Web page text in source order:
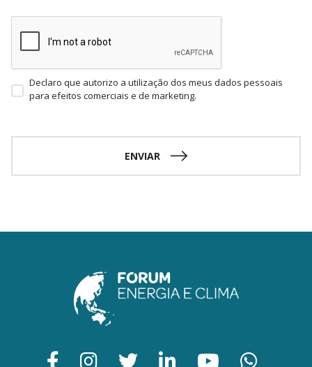
Declaro que autorizo a utilização dos meus dados pessoais
para efeitos comerciais e de marketing.
ENVIAR